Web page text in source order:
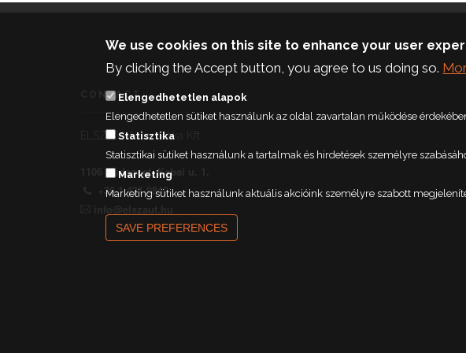
CONTACT
ELSZÖV-Automatika Kft.
1106 Budapest, Kabai u. 1.
+36 1 431 9840
We use cookies on this site to enhance your user
By clicking the Accept button, you agree to us doing so.
Elengedhetetlen alapok
Elengedhetetlen sütiket használunk az oldal zavartalan működése
Statisztika
Statisztikai sütiket használunk a tartalmak és hirdetések személyre
Marketing
Marketing sütiket használunk aktuális akcióink személyre szabott
SAVE PREFERENCES